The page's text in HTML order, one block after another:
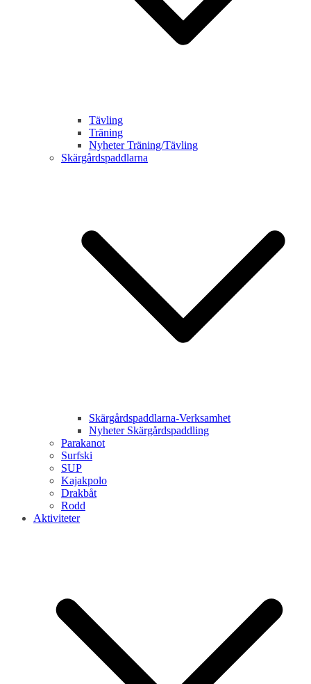
Tävling
Träning
Nyheter Träning/Tävling
Skärgårdspaddlarna
Skärgårdspaddlarna-Verksamhet
Nyheter Skärgårdspaddling
Parakanot
Surfski
SUP
Kajakpolo
Drakbåt
Rodd
Aktiviteter